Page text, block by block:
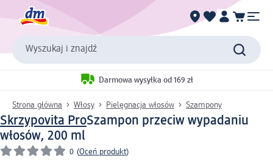
Wyszukaj i znajdź
Darmowa wysyłka od 169 zł
Strona główna Włosy Pielęgnacja włosów Szampony
Skrzypovita ProSzampon przeciw wypadaniu
włosów, 200 ml
0 (Oceń produkt)